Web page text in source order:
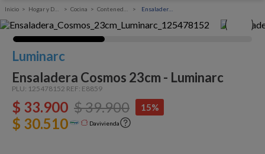
Hogar y Decoracion Cocina Contenedores y Recipientes
Luminarc
Ensaladera Cosmos 23cm - Luminarc
PLU: 125478152 REF: E8859
$ 33.900 $39.900 15%
$ 30.510 Davivienda
Pijamas
Electro
Figuras Toy Story
Carters
Silla Mecedora Bebé
Bebes